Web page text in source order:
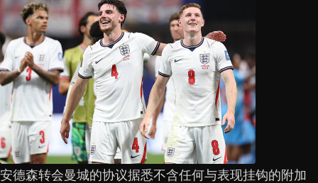
安德森转会曼城的协议据悉不含任何与表现挂钩的附加